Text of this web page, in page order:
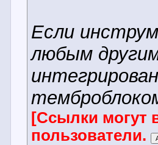
Если
любым
[Ссылки могут
пользователи.